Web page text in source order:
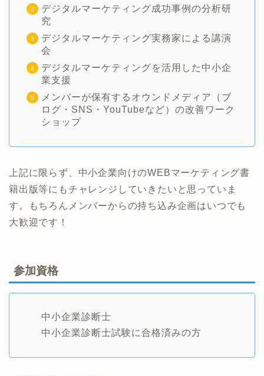
デジタルマーケティング成功事例の分析研
究
デジタルマーケティング実務家による講演
会
デジタルマーケティングを活用した中小企
業支援
メンバーが保有するオウンドメディア（ブ
ログ・SNS・YouTubeなど）の改善ワーク
ショップ
上記に限らず、中小企業向けのWEBマーケティング書
籍出版等にもチャレンジしていきたいと思っていま
す。もちろんメンバーからの持ち込み企画はいつでも
大歓迎です！
参加資格
中小企業診断士
中小企業診断士試験に合格済みの方